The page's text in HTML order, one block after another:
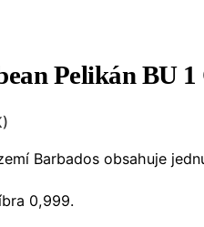
Pelikán BU 1
)
Barbados obsahuje
0,999.